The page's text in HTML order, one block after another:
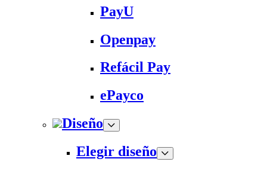
PayU
Openpay
Refácil Pay
ePayco
Diseño
Elegir diseño